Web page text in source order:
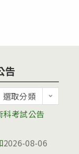
告
選取分類
考試公告
2026-08-06